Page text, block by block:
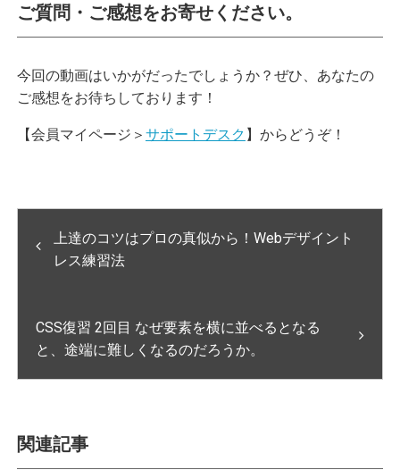
ご質問・ご感想をお寄せください。
今回の動画はいかがだったでしょうか？ぜひ、あなたの
ご感想をお待ちしております！
【会員マイページ＞ サポートデスク 】からどうぞ！
上達のコツはプロの真似から！Webデザイント
レス練習法
CSS復習 2回目 なぜ要素を横に並べるとなる
と、途端に難しくなるのだろうか。
関連記事